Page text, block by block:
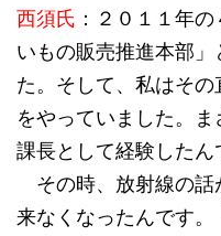
西須氏 ：２０１１年
いもの販売推進本部
た。そして、私はそ
をやっていました。
課長として経験したん
その時、放射線の話
来なくなったんです。